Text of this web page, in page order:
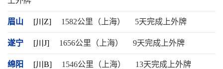
眉山 [川Z] 1582公里（上海） 5天完成上外牌
遂宁 [川J] 1656公里（上海） 9天完成上外牌
绵阳 [川B] 1546公里（上海） 13天完成上外牌